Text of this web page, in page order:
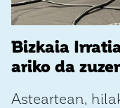
Bizkaia
ariko da
Asteartean,